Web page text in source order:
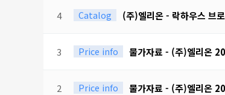
4 Catalog (주)엘리온 - 락하우스 브
3 Price info 물가자료 - (주)엘리온
2 Price info 물가자료 - (주)엘리온